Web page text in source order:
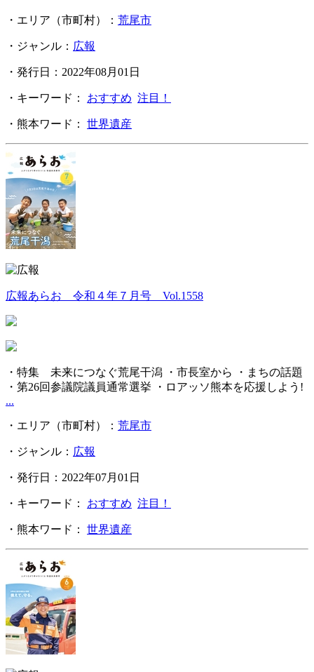
・エリア（市町村）： 荒尾市
・ジャンル： 広報
・発行日：2022年08月01日
・キーワード： おすすめ 注目！
・熊本ワード： 世界遺産
広報あらお 令和４年７月号 Vol.1558
・特集 未来につなぐ荒尾干潟 ・市長室から ・まちの話題
・第26回参議院議員通常選挙 ・ロアッソ熊本を応援しよう!
...
・エリア（市町村）： 荒尾市
・ジャンル： 広報
・発行日：2022年07月01日
・キーワード： おすすめ 注目！
・熊本ワード： 世界遺産